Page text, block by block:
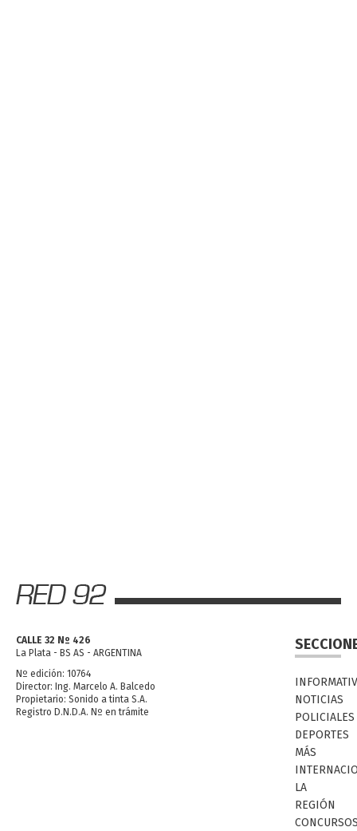
CALLE 32 Nº 426
La Plata - BS AS - ARGENTINA
Nº edición: 10764
Director: Ing. Marcelo A. Balcedo
Propietario: Sonido a tinta S.A.
Registro D.N.D.A. Nº en trámite
NOTICIAS
POLICIALES
DEPORTES
MÁS
LA
REGIÓN